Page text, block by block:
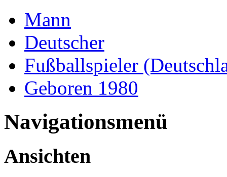
Mann
Deutscher
Fußballspieler
Geboren 1980
Navigationsmenü
Ansichten